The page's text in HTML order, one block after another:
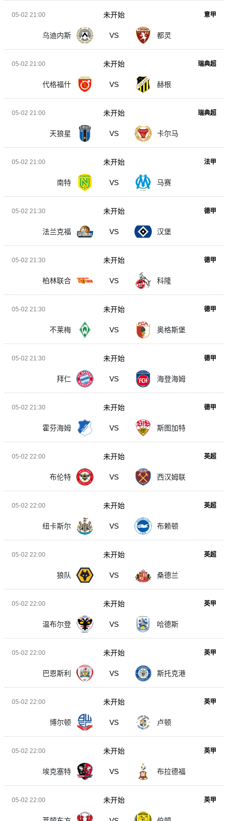
05-02 21:00 意甲
乌迪内斯 VS 都灵
未开始
05-02 21:00 瑞典超
代格福什 VS 赫根
未开始
05-02 21:00 瑞典超
天狼星 VS 卡尔马
未开始
05-02 21:00 法甲
南特 VS 马赛
未开始
05-02 21:30 德甲
法兰克福 VS 汉堡
未开始
05-02 21:30 德甲
柏林联合 VS 科隆
未开始
05-02 21:30 德甲
不莱梅 VS 奥格斯堡
未开始
05-02 21:30 德甲
拜仁 VS 海登海姆
未开始
05-02 21:30 德甲
霍芬海姆 VS 斯图加特
未开始
05-02 22:00 英超
布伦特 VS 西汉姆联
未开始
05-02 22:00 英超
纽卡斯尔 VS 布赖顿
未开始
05-02 22:00 英超
狼队 VS 桑德兰
未开始
05-02 22:00 英甲
温布尔登 VS 哈德斯
未开始
05-02 22:00 英甲
巴恩斯利 VS 斯托克港
未开始
05-02 22:00 英甲
博尔顿 VS 卢顿
未开始
05-02 22:00 英甲
埃克塞特 VS 布拉德福
未开始
05-02 22:00 英甲
未开始